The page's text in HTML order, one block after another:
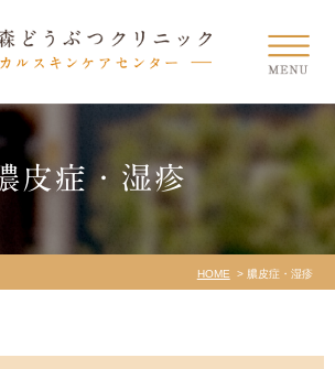
皮症・湿疹
HOME 膿皮症・湿疹